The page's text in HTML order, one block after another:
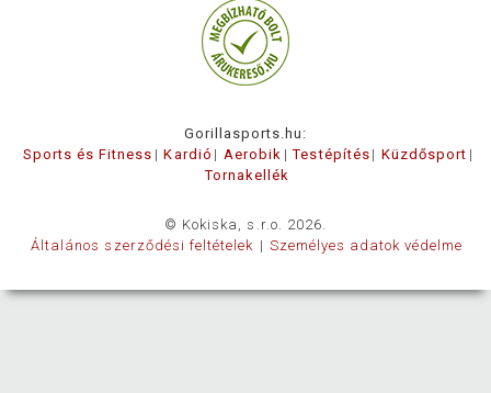
Gorillasports.hu:
Sports és Fitness
Kardió Aerobik Testépítés
Küzdősport
Tornakellék
© Kokiska, s.r.o. 2026.
Általános szerződési feltételek
Személyes adatok védelme